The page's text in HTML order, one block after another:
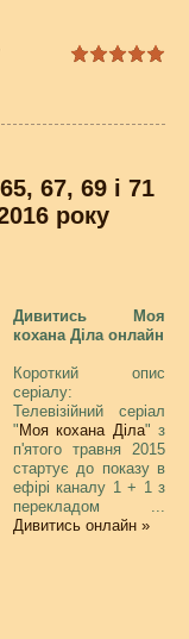
67, 69 і 71
року
Дивитись Моя
кохана Діла онлайн
Короткий опис
серіалу:
Телевізійний серіал
" Моя кохана Діла" з
п'ятого травня 2015
стартує до показу в
ефірі каналу 1 + 1 з
перекладом ...
Дивитись онлайн »